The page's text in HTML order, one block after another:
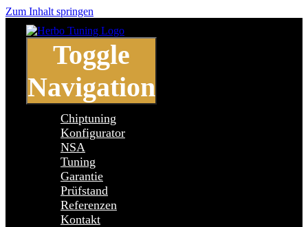
Zum Inhalt springen
Toggle
Navigation
Chiptuning
Konfigurator
NSA
Tuning
Garantie
Prüfstand
Referenzen
Kontakt